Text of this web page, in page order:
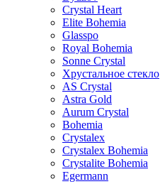
Crystal Heart
Elite Bohemia
Glasspo
Royal Bohemia
Sonne Crystal
Хрустальное стекло
AS Crystal
Astra Gold
Aurum Crystal
Bohemia
Crystalex
Crystalex Bohemia
Crystalite Bohemia
Egermann